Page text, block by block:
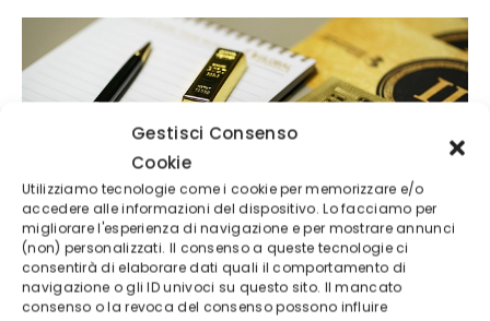
Gestisci Consenso
Cookie
Utilizziamo tecnologie come i cookie per memorizzare e/o
accedere alle informazioni del dispositivo. Lo facciamo per
migliorare l'esperienza di navigazione e per mostrare annunci
(non) personalizzati. Il consenso a queste tecnologie ci
consentirà di elaborare dati quali il comportamento di
navigazione o gli ID univoci su questo sito. Il mancato
consenso o la revoca del consenso possono influire
Prezzo Oro
Oro verso 6.000 dollari? Le nuove previsioni di
Wall Street sorprendono gli investitori